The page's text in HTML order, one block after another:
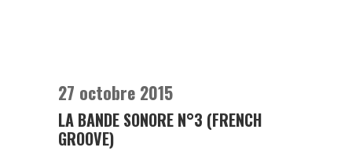
27 octobre 2015
LA BANDE SONORE N°3 (FRENCH
GROOVE)